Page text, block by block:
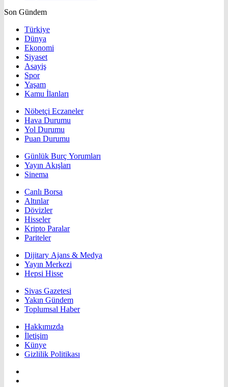
Son Gündem
Türkiye
Dünya
Ekonomi
Siyaset
Asayiş
Spor
Yaşam
Kamu İlanları
Nöbetçi Eczaneler
Hava Durumu
Yol Durumu
Puan Durumu
Günlük Burç Yorumları
Yayın Akışları
Sinema
Canlı Borsa
Altınlar
Dövizler
Hisseler
Kripto Paralar
Pariteler
Dijitary Ajans & Medya
Yayın Merkezi
Hepsi Hisse
Sivas Gazetesi
Yakın Gündem
Toplumsal Haber
Hakkımızda
İletişim
Künye
Gizlilik Politikası